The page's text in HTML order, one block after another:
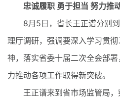
忠诚履职 勇于担当 努力推
8月5日，省长王正谱分别到
理厅调研，强调要深入学习贯
神，落实省委十届二次全会部
力推动各项工作取得新突破。
王正谱来到省市场监管局，